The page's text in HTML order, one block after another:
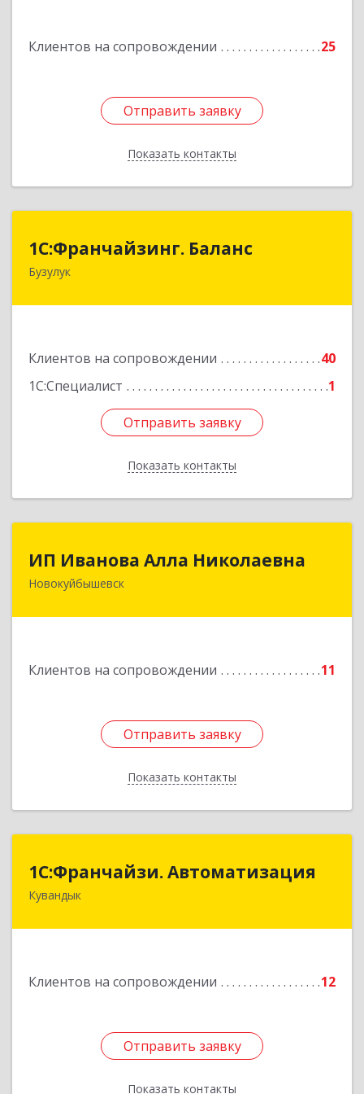
Клиентов на сопровождении 25
Отправить заявку
Показать контакты
Подробнее
Отправить заявку
Назад
1С:Франчайзинг. Баланс
Бузулук
Клиентов на сопровождении
40
1С:Специалист
1
Отправить заявку
Показать контакты
1С:Франчайзинг. Баланс
461040, Оренбургская обл, Бузулукский р-н,
Отправить заявку
Назад
ИП Иванова Алла Николаевна
Новокуйбышевск
Клиентов на сопровождении 11
Отправить заявку
Показать контакты
Отправить заявку
Назад
1С:Франчайзи. Автоматизация
Кувандык
Клиентов на сопровождении 12
Отправить заявку
Показать контакты
1С:Франчайзи. Автоматизация
462220, Оренбургская обл, Кувандыкский р-н,
Отправить заявку
Назад